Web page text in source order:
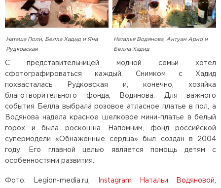
Наташа Поли, Белла Хадид и Яна
Рудковская
Наталья Водянова, Антуан Арно и
Белла Хадид
С представительницей модной семьи хотел
сфотографироваться каждый. Снимком с Хадид
похвасталась Рудковская и, конечно, хозяйка
благотворительного фонда, Водянова. Для важного
события Белла выбрала розовое атласное платье в пол, а
Водянова надела красное шелковое мини-платье в белый
горох и была роскошна. Напомним, фонд российской
супермодели «Обнаженные сердца» был создан в 2004
году. Его главной целью является помощь детям с
особенностями развития.
Фото: Legion-media.ru, Instagram Натальи Водяновой